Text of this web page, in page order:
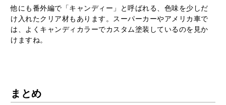
他にも番外編で「キャンディー」と呼ばれる、色味を少しだ
け入れたクリア材もあります。スーパーカーやアメリカ車で
は、よくキャンディカラーでカスタム塗装しているのを見か
けますね。
まとめ